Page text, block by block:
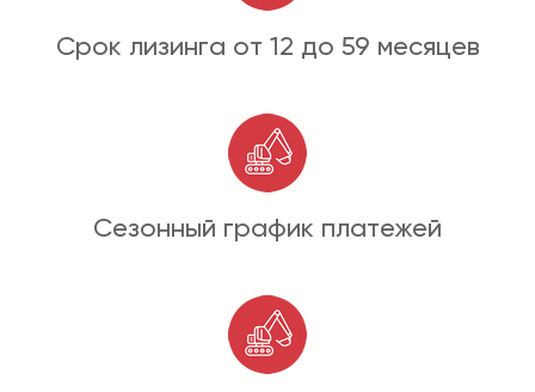
Срок лизинга от 12 до 59 месяцев
Сезонный график платежей